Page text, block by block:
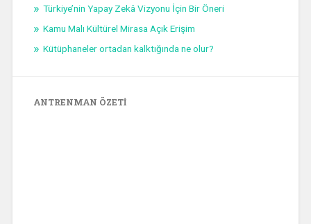
Türkiye’nin Yapay Zekâ Vizyonu İçin Bir Öneri
Kamu Malı Kültürel Mirasa Açık Erişim
Kütüphaneler ortadan kalktığında ne olur?
ANTRENMAN ÖZETI